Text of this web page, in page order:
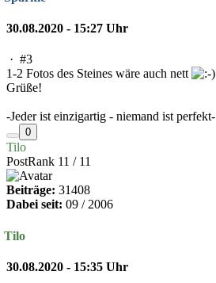
30.08.2020 - 15:27 Uhr
· #3
1-2 Fotos des Steines wäre auch nett
Grüße!
-Jeder ist einzigartig - niemand ist perfekt-
0
Tilo
PostRank 11 / 11
Beiträge: 31408
Dabei seit: 09 / 2006
Tilo
30.08.2020 - 15:35 Uhr